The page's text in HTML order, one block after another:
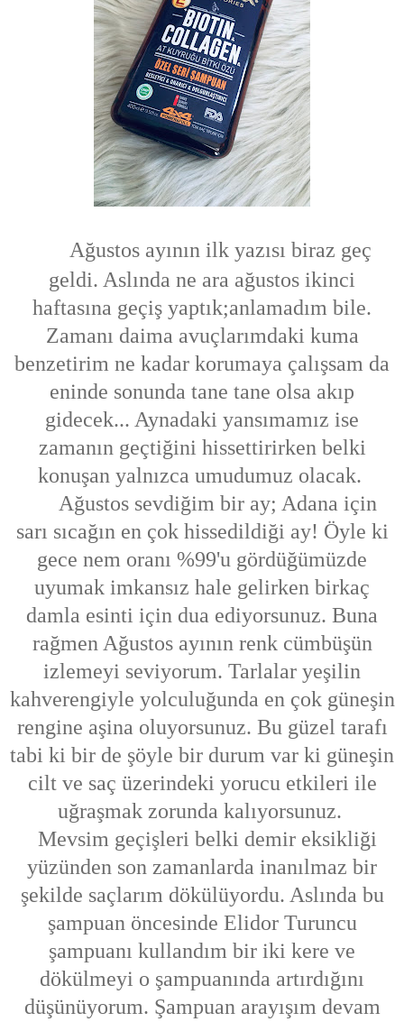
Ağustos ayının ilk yazısı biraz geç
geldi. Aslında ne ara ağustos ikinci
haftasına geçiş yaptık;anlamadım bile.
Zamanı daima avuçlarımdaki kuma
benzetirim ne kadar korumaya çalışsam da
eninde sonunda tane tane olsa akıp
gidecek... Aynadaki yansımamız ise
zamanın geçtiğini hissettirirken belki
konuşan yalnızca umudumuz olacak.
Ağustos sevdiğim bir ay; Adana için
sarı sıcağın en çok hissedildiği ay! Öyle ki
gece nem oranı %99'u gördüğümüzde
uyumak imkansız hale gelirken birkaç
damla esinti için dua ediyorsunuz. Buna
rağmen Ağustos ayının renk cümbüşün
izlemeyi seviyorum. Tarlalar yeşilin
kahverengiyle yolculuğunda en çok güneşin
rengine aşina oluyorsunuz. Bu güzel tarafı
tabi ki bir de şöyle bir durum var ki güneşin
cilt ve saç üzerindeki yorucu etkileri ile
uğraşmak zorunda kalıyorsunuz.
Mevsim geçişleri belki demir eksikliği
yüzünden son zamanlarda inanılmaz bir
şekilde saçlarım dökülüyordu. Aslında bu
şampuan öncesinde Elidor Turuncu
şampuanı kullandım bir iki kere ve
dökülmeyi o şampuanında artırdığını
düşünüyorum. Şampuan arayışım devam